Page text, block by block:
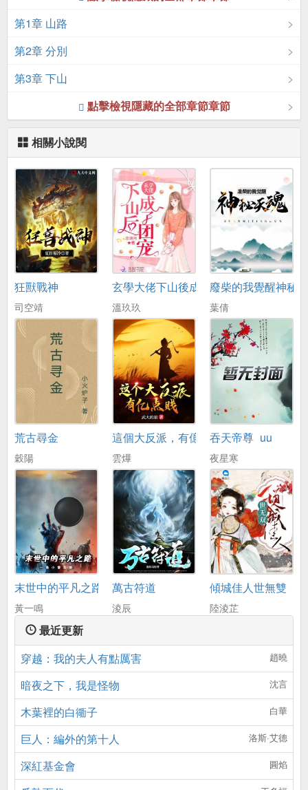
第1章 山路
第2章 分別
第3章 下山
點擊檢視隱藏的全部章節章節
相關小說閱
狂獸戰神
司空靖
玄學大佬下山後成了團寵
溫玖玖
廢柴的我覺醒神秘
葉倩
荒古尋金
穀陽
這個大反派，有億點賤
雲爗
吞天帝尊_uu
夜星寒
末世中的平凡之路
黃一鳴
萬古符道
淩辰
傾城佳人世無雙
陸淩芷
最近更新
穿越：我的夫人有點厲害
趙曉
暗夜之下，我是怪物 沈言
木葉裡的白衚子 白華
巨人：編外的第十人 洛斯·艾德
深紅基金會 圓焰